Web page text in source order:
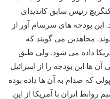
رئیس سابق کاندیدای
این بودجه های سرسام آور از
مجاهدین می گویند که
داده می شود. ولی طبق
ها این بودجه را از اسرائیل
که صدام به آن ها داده بوده
روابط ایران با آمریکا از این